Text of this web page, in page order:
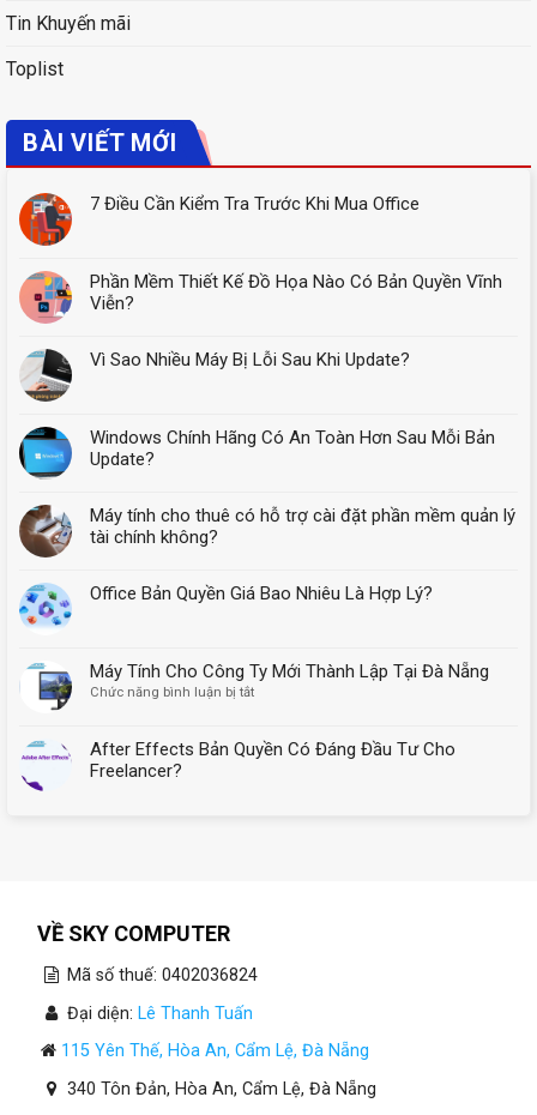
Tin Khuyến mãi
Toplist
BÀI VIẾT MỚI
7 Điều Cần Kiểm Tra Trước Khi Mua Office
Phần Mềm Thiết Kế Đồ Họa Nào Có Bản Quyền Vĩnh
Viễn?
Vì Sao Nhiều Máy Bị Lỗi Sau Khi Update?
Windows Chính Hãng Có An Toàn Hơn Sau Mỗi Bản
Update?
Máy tính cho thuê có hỗ trợ cài đặt phần mềm quản lý
tài chính không?
Office Bản Quyền Giá Bao Nhiêu Là Hợp Lý?
Máy Tính Cho Công Ty Mới Thành Lập Tại Đà Nẵng
Chức năng bình luận bị tắtở
Cho
After Effects Bản Quyền Có Đáng Đầu Tư Cho
Freelancer?
VỀ SKY COMPUTER
Mã số thuế: 0402036824
Đại diện: Lê Thanh Tuấn
115 Yên Thế, Hòa An, Cẩm Lệ, Đà Nẵng
340 Tôn Đản, Hòa An, Cẩm Lệ, Đà Nẵng